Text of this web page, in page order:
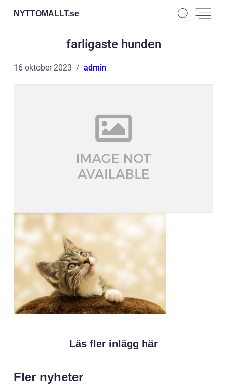
NYTTOMALLT.se
farligaste hunden
16 oktober 2023 admin
Läs fler inlägg här
Fler nyheter